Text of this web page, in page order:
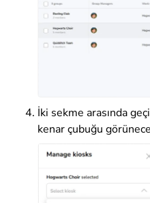
İki sekme arasında
kenar çubuğu